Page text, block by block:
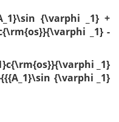
{\varphi _1} +
_1} -
_1}
{\varphi _1}